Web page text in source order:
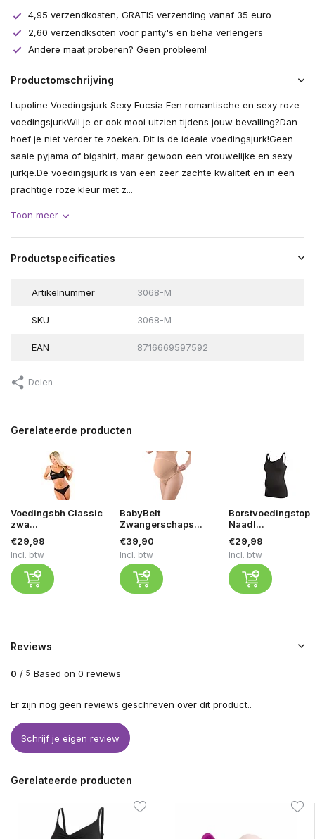
4,95 verzendkosten, GRATIS verzending vanaf 35 euro
2,60 verzendksoten voor panty's en beha verlengers
Andere maat proberen? Geen probleem!
Productomschrijving
Lupoline Voedingsjurk Sexy Fucsia Een romantische en sexy roze
voedingsjurkWil je er ook mooi uitzien tijdens jouw bevalling?Dan
hoef je niet verder te zoeken. Dit is de ideale voedingsjurk!Geen
saaie pyjama of bigshirt, maar gewoon een vrouwelijke en sexy
jurkje.De voedingsjurk is van een zeer zachte kwaliteit en in een
prachtige roze kleur met z...
Toon meer
Productspecificaties
Artikelnummer 3068-M
SKU 3068-M
EAN 8716669597592
Delen
Gerelateerde producten
Voedingsbh Classic
zwa...
€29,99
Incl. btw
BabyBelt
Zwangerschaps...
€39,90
Incl. btw
Borstvoedingstop
Naadl...
€29,99
Incl. btw
Reviews
0 / 5 Based on 0 reviews
Er zijn nog geen reviews geschreven over dit product..
Schrijf je eigen review
Gerelateerde producten